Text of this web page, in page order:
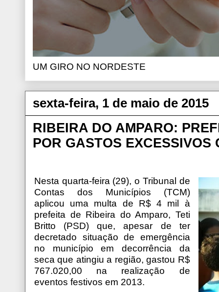
UM GIRO NO NORDESTE
sexta-feira, 1 de maio de 2015
RIBEIRA DO AMPARO:
POR GASTOS EXCESSIVOS
Nesta quarta-feira (29), o Tribunal de
Contas dos Municípios (TCM)
aplicou uma multa de R$ 4 mil à
prefeita de Ribeira do Amparo, Teti
Britto (PSD) que, apesar de ter
decretado situação de emergência
no município em decorrência da
seca que atingiu a região, gastou R$
767.020,00 na realização de
eventos festivos em 2013.